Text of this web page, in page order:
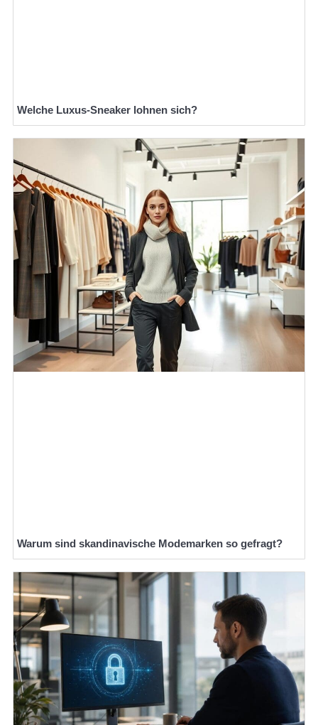
Welche Luxus-Sneaker lohnen sich?
Warum sind skandinavische Modemarken so gefragt?